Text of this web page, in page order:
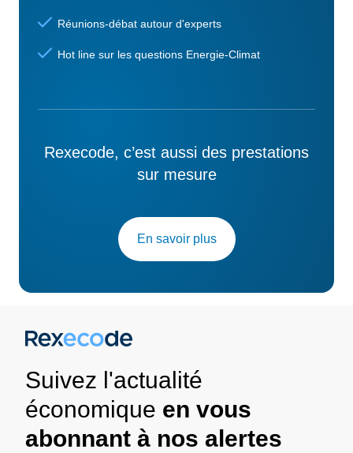
Réunions-débat autour d'experts
Hot line sur les questions Energie-Climat
Rexecode, c’est aussi des prestations
sur mesure
En savoir plus
Suivez l'actualité
économique en vous
abonnant à nos alertes